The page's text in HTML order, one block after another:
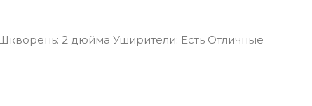
2 дюйма Уширители: Есть Отличные